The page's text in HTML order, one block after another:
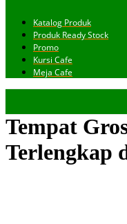
Katalog Produk
Produk Ready Stock
Promo
Kursi Cafe
Meja Cafe
Tempat
Terlengkap